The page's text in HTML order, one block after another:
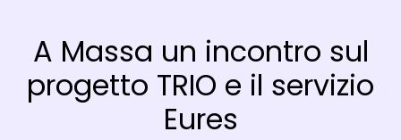
A Massa un incontro sul
progetto TRIO e il servizio
Eures